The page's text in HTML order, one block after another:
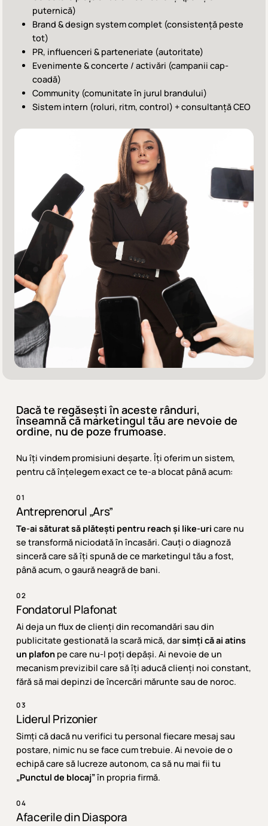
puternică)
Brand & design system complet (consistență peste
tot)
PR, influenceri & parteneriate (autoritate)
Evenimente & concerte / activări (campanii cap-
coadă)
Community (comunitate în jurul brandului)
Sistem intern (roluri, ritm, control) + consultanță CEO
Dacă te regăsești în aceste rânduri,
înseamnă că marketingul tău are nevoie de
ordine, nu de poze frumoase.
Nu îți vindem promisiuni deșarte. Îți oferim un sistem,
pentru că înțelegem exact ce te-a blocat până acum:
01
Antreprenorul „Ars”
Te-ai săturat să plătești pentru reach și like-uri care nu
se transformă niciodată în încasări. Cauți o diagnoză
sinceră care să îți spună de ce marketingul tău a fost,
până acum, o gaură neagră de bani.
02
Fondatorul Plafonat
Ai deja un flux de clienți din recomandări sau din
publicitate gestionată la scară mică, darsimți că ai atins
un plafon pe care nu-l poți depăși. Ai nevoie de un
mecanism previzibil care să îți aducă clienți noi constant,
fără să mai depinzi de încercări mărunte sau de noroc.
03
Liderul Prizonier
Simți că dacă nu verifici tu personal fiecare mesaj sau
postare, nimic nu se face cum trebuie. Ai nevoie de o
echipă care să lucreze autonom, ca să nu mai fii tu
„Punctul de blocaj”în propria firmă.
04
Afacerile din Diaspora